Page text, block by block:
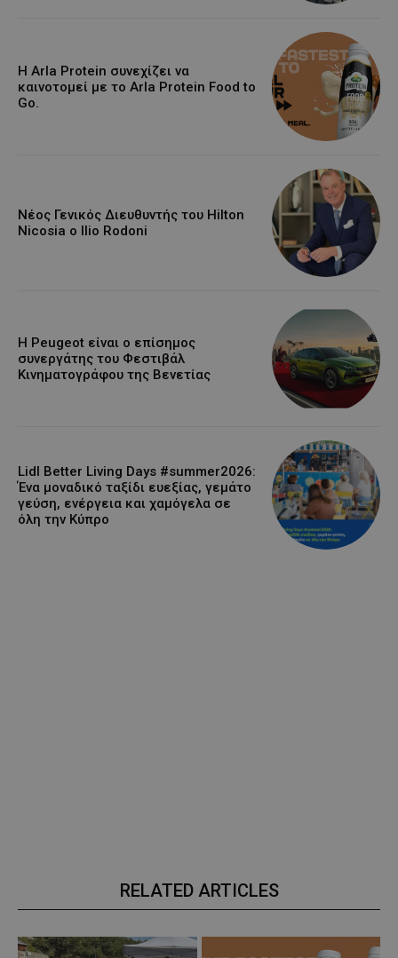
Η Arla Protein συνεχίζει να
καινοτομεί με το Arla Protein Food to
Go.
Νέος Γενικός Διευθυντής του Hilton
Nicosia ο Ilio Rodoni
Η Peugeot είναι ο επίσημος
συνεργάτης του Φεστιβάλ
Κινηματογράφου της Βενετίας
Lidl Better Living Days #summer2026:
Ένα μοναδικό ταξίδι ευεξίας, γεμάτο
γεύση, ενέργεια και χαμόγελα σε
όλη την Κύπρο
RELATED ARTICLES